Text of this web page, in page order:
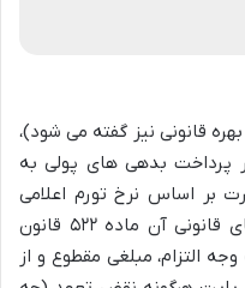
قانونی نیز گفته می شود)،
بدهی های پولی به
بر اساس نرخ تورم اعلامی
بانک مرکزی محاسبه می شود و مبنای قانونی آن ماده ۵۲۲ قانون
التزام، مبلغی مقطوع و از